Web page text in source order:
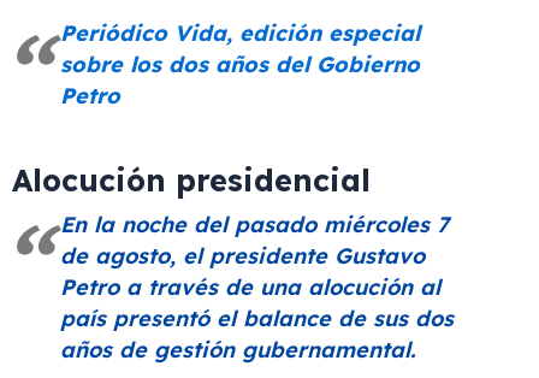
Periódico Vida, edición especial
sobre los dos años del Gobierno
Petro
Alocución presidencial
En la noche del pasado miércoles 7
de agosto, el presidente Gustavo
Petro a través de una alocución al
país presentó el balance de sus dos
años de gestión gubernamental.